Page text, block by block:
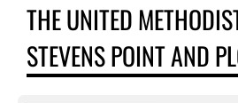
THE UNITED
STEVENS POINT AND